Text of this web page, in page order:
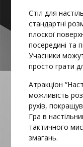
Стіл для
стандартні
плоскої
посередині та
Учасники
просто грати
Атракціон
можливість
рухів,
Гра в
тактичного
змагань.